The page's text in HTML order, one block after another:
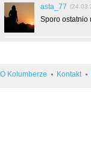
asta_77
Sporo ostatnio
O Kolumberze Kontakt